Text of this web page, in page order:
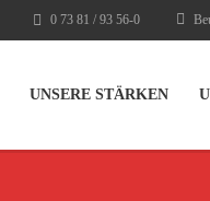
0 73 81 / 93 56-0
UNSERE STÄRKEN